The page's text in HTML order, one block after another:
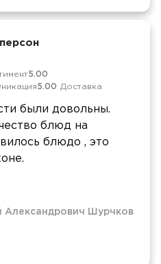
5.00
5.00 Доставка
были довольны.
блюд на
блюдо , это
Александрович Шурчков